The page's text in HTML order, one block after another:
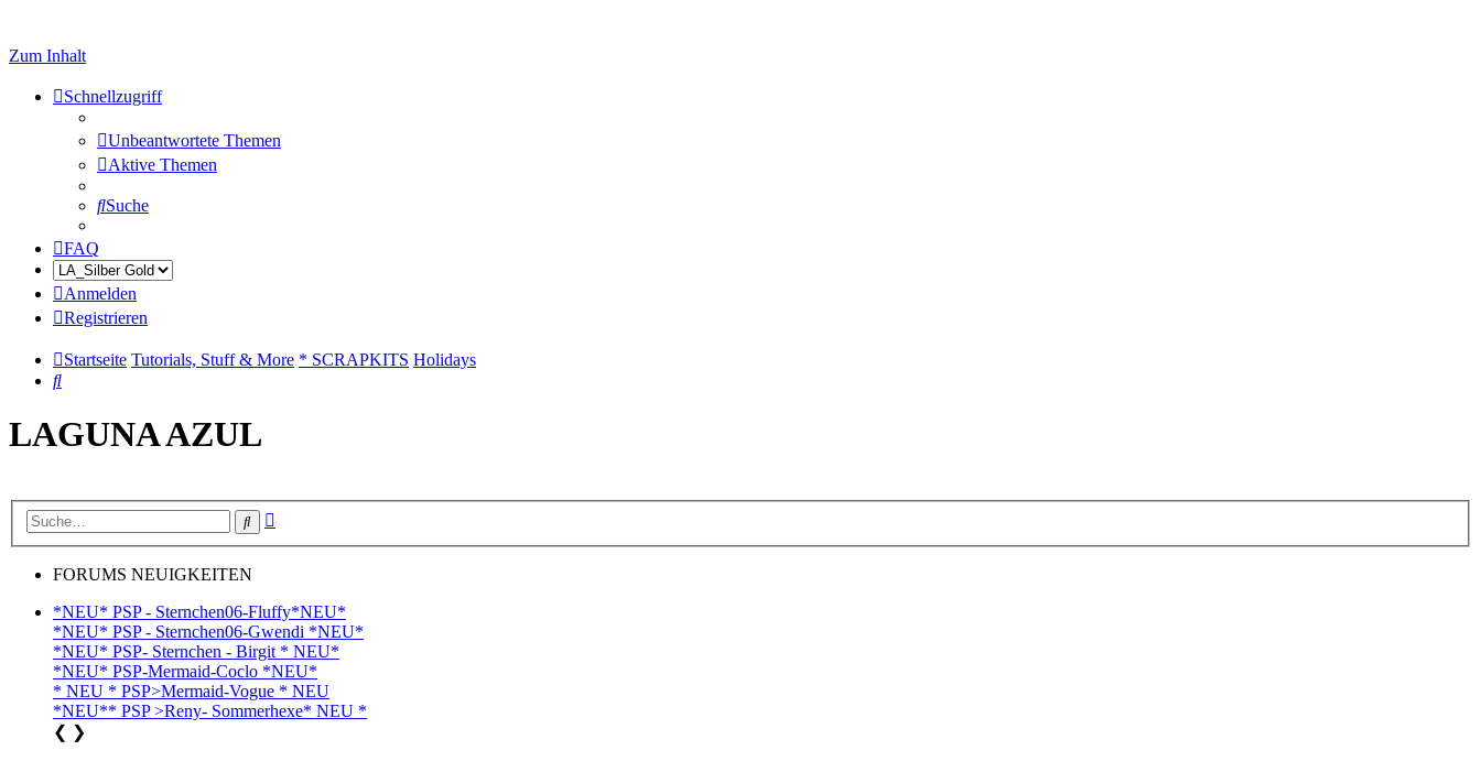
Zum Inhalt
Schnellzugriff
Unbeantwortete Themen
Aktive Themen
Suche
FAQ
Anmelden
Registrieren
Startseite Tutorials, Stuff & More * SCRAPKITS Holidays
Suche
LAGUNA AZUL
Suche
FORUMS NEUIGKEITEN
*NEU* PSP - Sternchen06-Fluffy*NEU*
*NEU* PSP - Sternchen06-Gwendi *NEU*
*NEU* PSP- Sternchen - Birgit * NEU*
*NEU* PSP-Mermaid-Coclo *NEU*
* NEU * PSP>Mermaid-Vogue * NEU
*NEU** PSP >Reny- Sommerhexe* NEU *
❮ ❯